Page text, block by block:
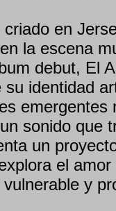
en
la escena
debut, El
su identidad
emergentes
sonido que
un
el
y